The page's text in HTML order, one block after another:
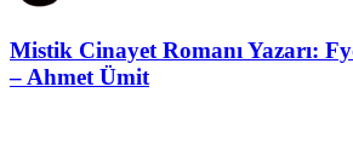
Mistik Cinayet Romanı Yazarı:
– Ahmet Ümit